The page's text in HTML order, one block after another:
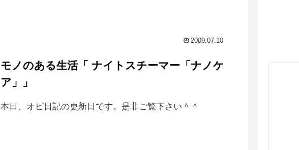
2009.07.10
モノのある生活「 ナイトスチーマー「ナノケ
ア」」
本日、オピ日記の更新日です。是非ご覧下さい＾＾